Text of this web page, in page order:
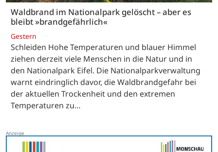
Waldbrand im Nationalpark gelöscht – aber es
bleibt »brandgefährlich«
Gestern
Schleiden Hohe Temperaturen und blauer Himmel
ziehen derzeit viele Menschen in die Natur und in
den Nationalpark Eifel. Die Nationalparkverwaltung
warnt eindringlich davor, die Waldbrandgefahr bei
der aktuellen Trockenheit und den extremen
Temperaturen zu…